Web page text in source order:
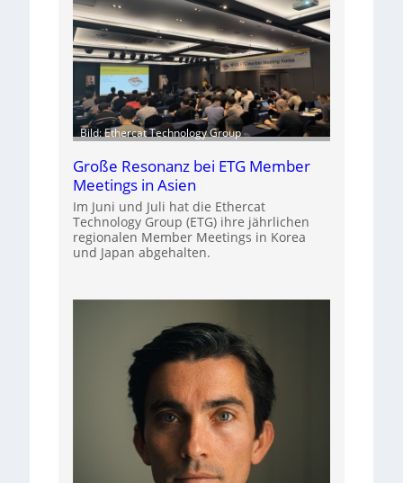
Bild: Ethercat Technology Group
Große Resonanz bei ETG Member
Meetings in Asien
Im Juni und Juli hat die Ethercat
Technology Group (ETG) ihre jährlichen
regionalen Member Meetings in Korea
und Japan abgehalten.